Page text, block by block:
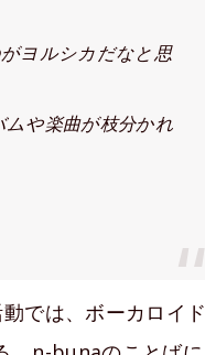
ヨルシカだなと思
や楽曲が枝分かれ
では、ボーカロイド